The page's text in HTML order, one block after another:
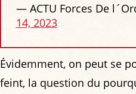
— ACTU Forces De
14, 2023
Évidemment, on peut se
feint, la question du